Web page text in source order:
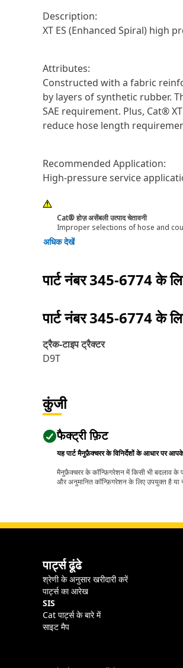
Description:
XT ES (Enhanced Spiral)
Attributes:
Constructed with a fabric
by layers of synthetic rubber.
SAE requirement. Plus, Cat®
reduce hose length
Recommended Application:
High-pressure service
Cat® होज़ असेंबली उत्पाद चेतावनी
Improper selections of hose and
अधिक देखें
पार्ट नंबर345-6774के
पार्ट नंबर345-6774के
ट्रैक-टाइप ट्रैक्टर
D9T
कुंजी
फैक्ट्री फ़िट
यह पार्ट मैनुफ़ैक्चरर के विनिर्देशों के आधार पर
मैनुफ़ैक्चरर के कॉन्फ़िगरेशन में किसी भी बदलाव के
और अनुमानित कॉन्फ़िगरेशन के लिए उपयुक्त है या
पार्ट्स ढूंढे
श्रेणी के अनुसार खरीदारी करें
पार्ट्स का आरेख
SIS
Cat पार्ट्स के बारे में
साइट मैप